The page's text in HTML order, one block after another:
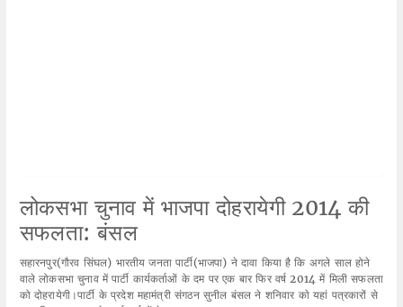
लोकसभा चुनाव में भाजपा दोहरायेगी 2014 की
सफलता: बंसल
सहारनपुर(गौरव सिंघल) भारतीय जनता पार्टी(भाजपा) ने दावा किया है कि अगले साल होने
वाले लोकसभा चुनाव में पार्टी कार्यकर्ताओं के दम पर एक बार फिर वर्ष 2014 में मिली सफलता
को दोहरायेगी।पार्टी के प्रदेश महामंत्री संगठन सुनील बंसल ने शनिवार काे यहां पत्रकारों से